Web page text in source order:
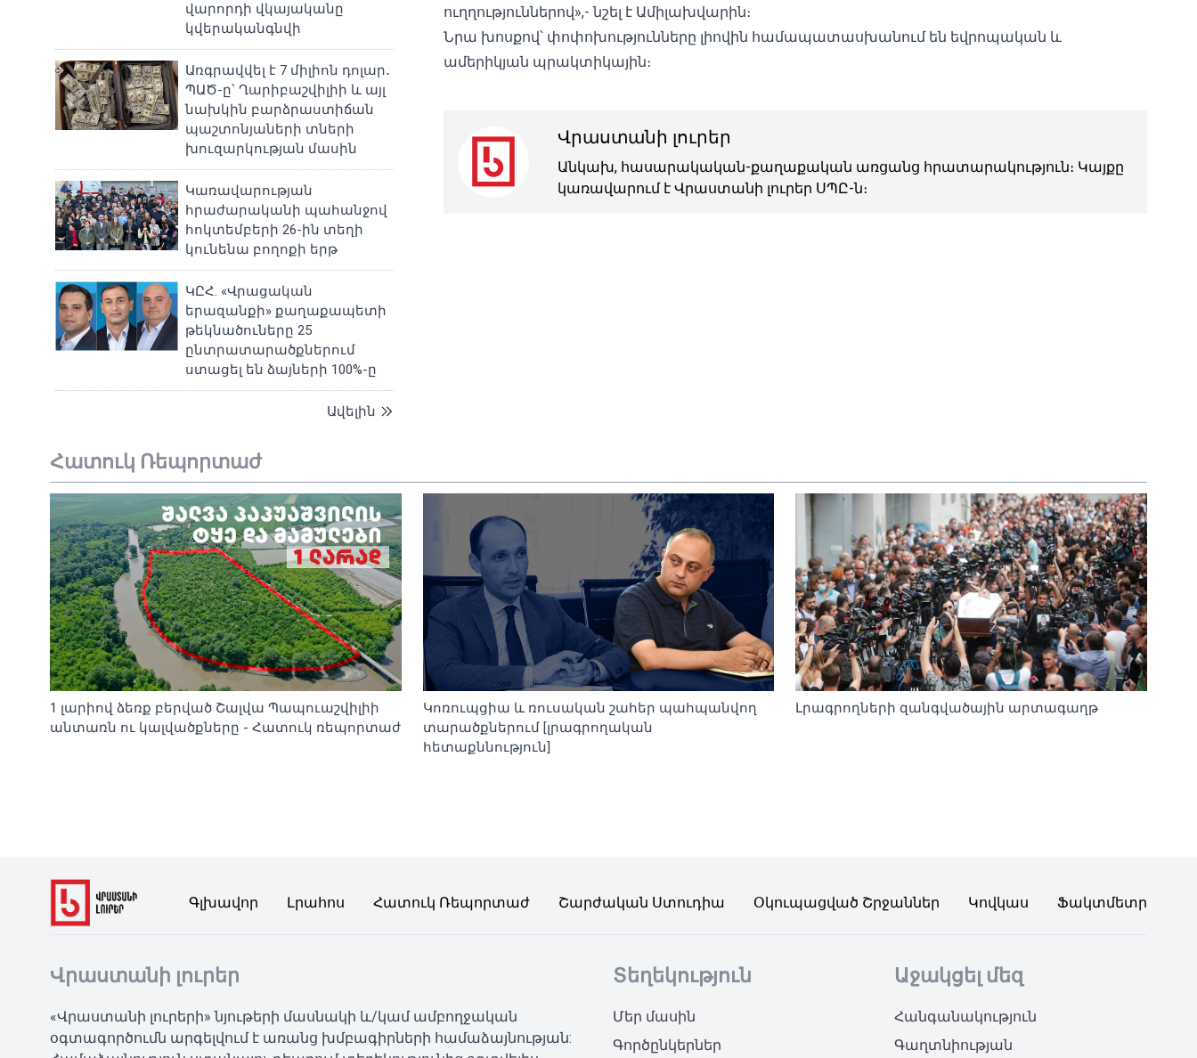
վարորդի վկայականը
կվերականգնվի
Առգրավվել է 7 միլիոն դոլար․
ՊԱԾ-ը՝ Ղարիբաշվիլիի և այլ
նախկին բարձրաստիճան
պաշտոնյաների տների
խուզարկության մասին
Կառավարության
հրաժարականի պահանջով
հոկտեմբերի 26-ին տեղի
կունենա բողոքի երթ
ԿԸՀ. «Վրացական
երազանքի» քաղաքապետի
թեկնածուները 25
ընտրատարածքներում
ստացել են ձայների 100%-ը
Ավելին
ուղղություններով»,- նշել է Ամիլախվարին։
Նրա խոսքով՝ փոփոխությունները լիովին համապատասխանում են եվրոպական և
ամերիկյան պրակտիկային։
Վրաստանի լուրեր
Անկախ, հասարակական-քաղաքական առցանց հրատարակություն։ Կայքը
կառավարում է Վրաստանի լուրեր ՍՊԸ-ն։
Հատուկ Ռեպորտաժ
1 լարիով ձեռք բերված Շալվա Պապուաշվիլիի
անտառն ու կալվածքները - Հատուկ ռեպորտաժ
Կոռուպցիա և ռուսական շահեր պահպանվող
տարածքներում [լրագրողական
հետաքննություն]
Լրագրողների զանգվածային արտագաղթ
Գլխավոր Լրահոս Հատուկ Ռեպորտաժ Շարժական Ստուդիա Օկուպացված Շրջաններ Կովկաս Ֆակտմետր
Վրաստանի լուրեր
«Վրաստանի լուրերի» նյութերի մասնակի և/կամ ամբողջական
օգտագործումն արգելվում է առանց խմբագիրների համաձայնության:
Տեղեկություն
Մեր մասին
Գործընկերներ
Աջակցել մեզ
Հանգանակություն
Գաղտնիության